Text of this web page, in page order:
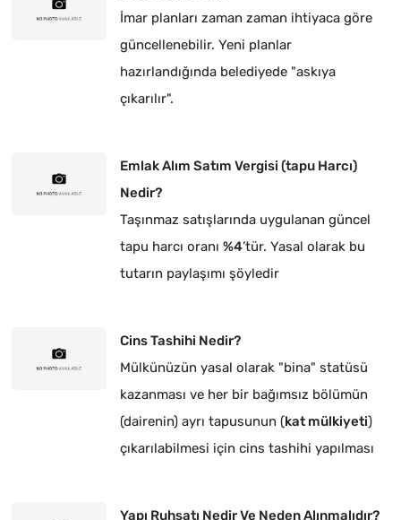
İmar planları zaman zaman ihtiyaca göre
güncellenebilir. Yeni planlar
hazırlandığında belediyede "askıya
çıkarılır".
Emlak Alım Satım Vergisi (tapu Harcı)
Nedir?
Taşınmaz satışlarında uygulanan güncel
tapu harcı oranı %4’tür. Yasal olarak bu
tutarın paylaşımı şöyledir
Cins Tashihi Nedir?
Mülkünüzün yasal olarak "bina" statüsü
kazanması ve her bir bağımsız bölümün
(dairenin) ayrı tapusunun (kat mülkiyeti)
çıkarılabilmesi için cins tashihi yapılması
Yapı Ruhsatı Nedir Ve Neden Alınmalıdır?